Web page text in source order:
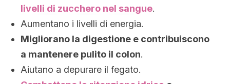
livelli di zucchero nel sangue.
Aumentano i livelli di energia.
Migliorano la digestione e contribuiscono
a mantenere pulito il colon.
Aiutano a depurare il fegato.